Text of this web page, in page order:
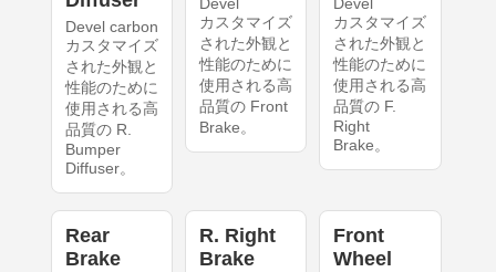
Devel carbon
カスタマイズ
された外観と
性能のために
使用される高
品質の R.
Bumper
Diffuser。
Devel
カスタマイズ
された外観と
性能のために
使用される高
品質の Front
Brake。
Devel
カスタマイズ
された外観と
性能のために
使用される高
品質の F.
Right
Brake。
Rear
Brake
R. Right
Brake
Front
Wheel